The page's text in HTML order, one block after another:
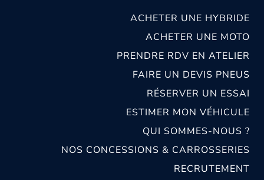
ACHETER UNE HYBRIDE
ACHETER UNE MOTO
PRENDRE RDV EN ATELIER
FAIRE UN DEVIS PNEUS
RÉSERVER UN ESSAI
ESTIMER MON VÉHICULE
QUI SOMMES-NOUS ?
NOS CONCESSIONS & CARROSSERIES
RECRUTEMENT